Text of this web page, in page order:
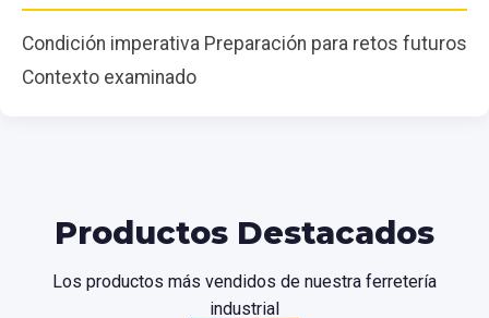
Condición imperativa Preparación para retos futuros
Contexto examinado
Productos Destacados
Los productos más vendidos de nuestra ferretería
industrial